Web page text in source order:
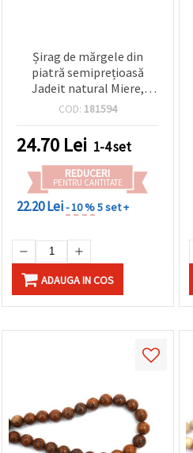
Șirag de mărgele din
piatră semiprețioasă
Jadeit natural Miere,
rotunde 10 mm, ~37
handmade
COD: 181594
24.70 Lei 1-4 set
REDUCERI
PENTRU CANTITATE
22.20 Lei- 10 %5 set +
ADAUGA IN COS